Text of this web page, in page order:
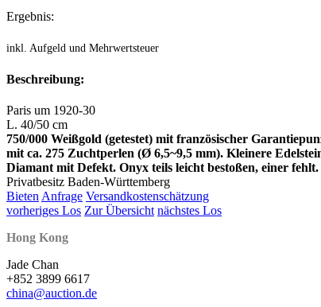
Ergebnis:
inkl. Aufgeld und Mehrwertsteuer
Beschreibung:
Paris um 1920-30
L. 40/50 cm
750/000 Weißgold (getestet) mit französischer
mit ca. 275 Zuchtperlen (Ø 6,5~9,5 mm). Kleinere
Diamant mit Defekt. Onyx teils leicht bestoßen, einer fehlt.
Privatbesitz Baden-Württemberg
Bieten Anfrage Versandkostenschätzung
vorheriges Los Zur Übersicht nächstes Los
Hong Kong
Jade Chan
+852 3899 6617
china@auction.de